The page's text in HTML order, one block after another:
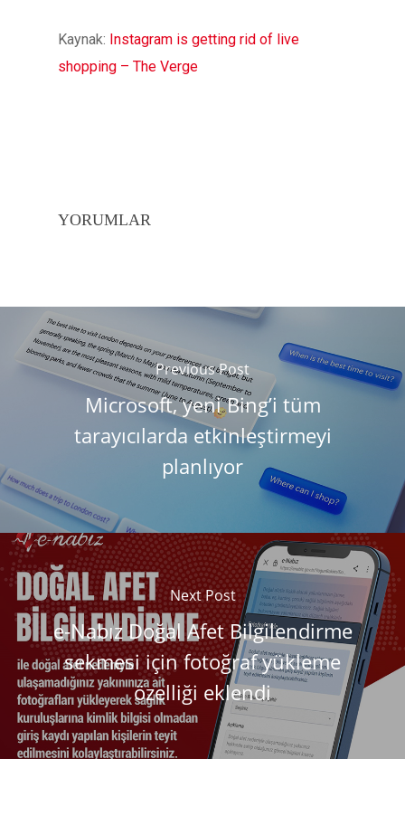
Kaynak: Instagram is getting rid of live
shopping – The Verge
YORUMLAR
Previous Post
Microsoft, yeni Bing’i tüm
tarayıcılarda etkinleştirmeyi
planlıyor
Next Post
e-Nabız Doğal Afet Bilgilendirme
sekmesi için fotoğraf yükleme
özelliği eklendi